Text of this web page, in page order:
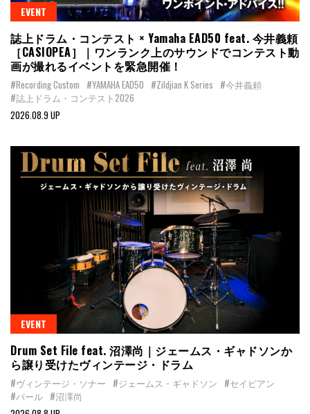
EVENT
誌上ドラム・コンテスト × Yamaha EAD50 feat. 今井義頼
［CASIOPEA］｜ワンランク上のサウンドでコンテスト動
画が撮れるイベントを緊急開催！
#Recording Custom #YAMAHA EAD50 #Zildjian K Series #今井義頼
#誌上ドラム・コンテスト2026
2026.08.9 UP
EVENT
Drum Set File feat. 沼澤尚｜ジェームス・ギャドソンか
ら譲り受けたヴィンテージ・ドラム
#ヴィンテージ・ソナー #ジェームス・ギャドソン #セイビアン
#パール #沼澤尚